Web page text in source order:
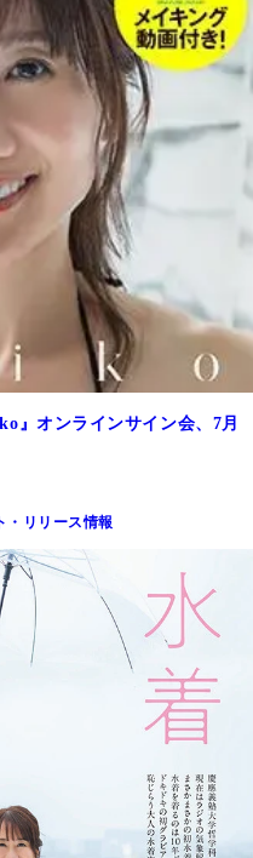
』オンラインサイン会、7月
・リリース情報